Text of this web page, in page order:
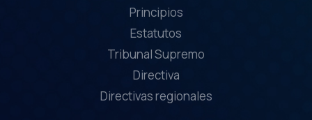
Principios
Estatutos
Tribunal Supremo
Directiva
Directivas regionales